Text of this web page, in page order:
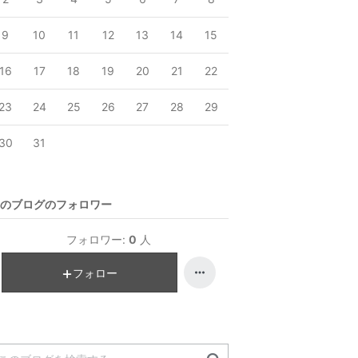
9 10 11 12 13 14 15
17 18 19 20 21 22
24 25 26 27 28 29
31
ブログのフォロワー
フォロワー: 0 人
フォロー